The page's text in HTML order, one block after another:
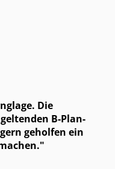
Die
B-Plan-
geholfen ein